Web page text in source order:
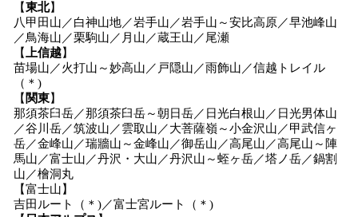
【東北】
八甲田山／白神山地／岩手山／岩手山～安比高原／早池峰山
／鳥海山／栗駒山／月山／蔵王山／尾瀬
【
上信越】
苗場山／火打山～妙高山／戸隠山／雨飾山／信越トレイル
（＊)
【 関東】
那須茶臼岳／那須茶臼岳～朝日岳／日光白根山／日光男体山
／谷川岳／筑波山／雲取山／大菩薩嶺～小金沢山／甲武信ヶ
岳／金峰山／瑞牆山～金峰山／御岳山／高尾山／高尾山～陣
馬山／富士山／丹沢・大山／丹沢山～蛭ヶ岳／塔ノ岳／鍋割
山／檜洞丸
【富士山】
吉田ルート（＊)／富士宮ルート（＊)